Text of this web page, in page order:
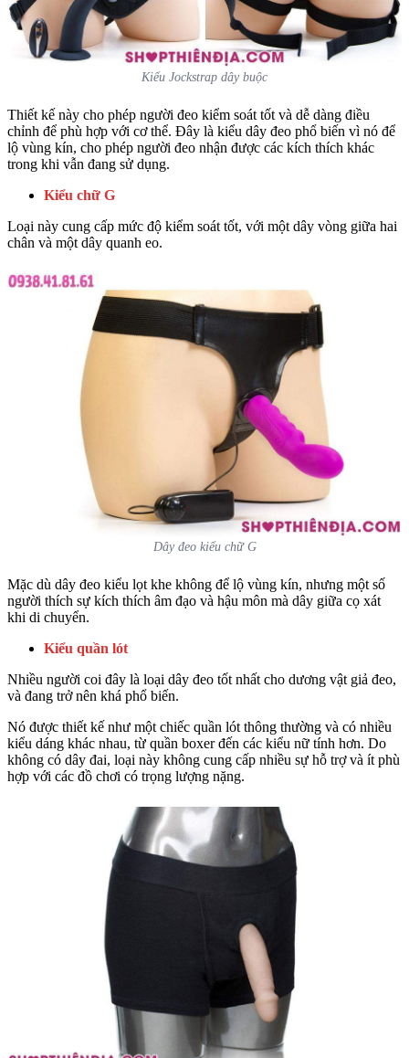
Kiểu Jockstrap dây buộc
Thiết kế này cho phép người đeo kiểm soát tốt và dễ dàng điều
chỉnh để phù hợp với cơ thể. Đây là kiểu dây đeo phổ biến vì nó để
lộ vùng kín, cho phép người đeo nhận được các kích thích khác
trong khi vẫn đang sử dụng.
Kiểu chữ G
Loại này cung cấp mức độ kiểm soát tốt, với một dây vòng giữa hai
chân và một dây quanh eo.
Dây đeo kiểu chữ G
Mặc dù dây đeo kiểu lọt khe không để lộ vùng kín, nhưng một số
người thích sự kích thích âm đạo và hậu môn mà dây giữa cọ xát
khi di chuyển.
Kiểu quần lót
Nhiều người coi đây là loại dây đeo tốt nhất cho dương vật giả đeo,
và đang trở nên khá phổ biến.
Nó được thiết kế như một chiếc quần lót thông thường và có nhiều
kiểu dáng khác nhau, từ quần boxer đến các kiểu nữ tính hơn. Do
không có dây đai, loại này không cung cấp nhiều sự hỗ trợ và ít phù
hợp với các đồ chơi có trọng lượng nặng.